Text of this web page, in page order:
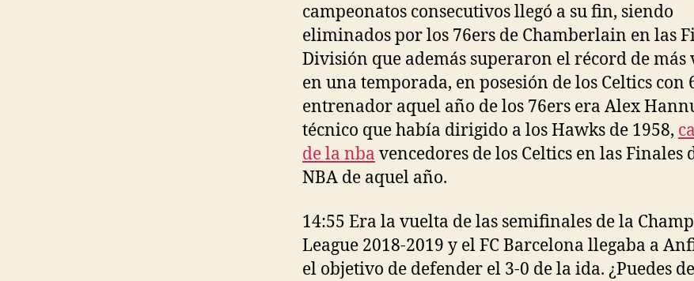
campeonatos consecutivos llegó a su fin, siendo
eliminados por los 76ers de Chamberlain en las
División que además superaron el récord de más
en una temporada, en posesión de los Celtics con
entrenador aquel año de los 76ers era Alex
técnico que había dirigido a los Hawks de 1958,
de la nba vencedores de los Celtics en las Finales
NBA de aquel año.
14:55 Era la vuelta de las semifinales de la
League 2018-2019 y el FC Barcelona llegaba a
el objetivo de defender el 3-0 de la ida. ¿Puedes